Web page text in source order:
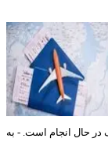
انجام است. - به